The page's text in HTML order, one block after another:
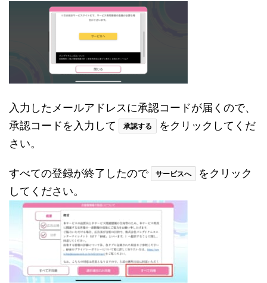
入力したメールアドレスに承認コードが届くので、
承認コードを入力して
承認する
をクリックしてくだ
さい。
すべての登録が終了したので サービスへ
をクリック
してください。